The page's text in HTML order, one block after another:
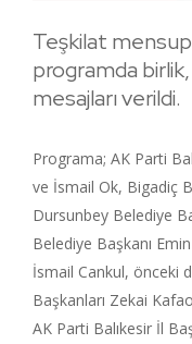
Teşkilat
programda
mesajları verildi.
Programa; AK Parti
ve İsmail Ok, Bigadiç
Dursunbey Belediye
Belediye Başkanı
İsmail Cankul, önceki
Başkanları Zekai
AK Parti Balıkesir İl